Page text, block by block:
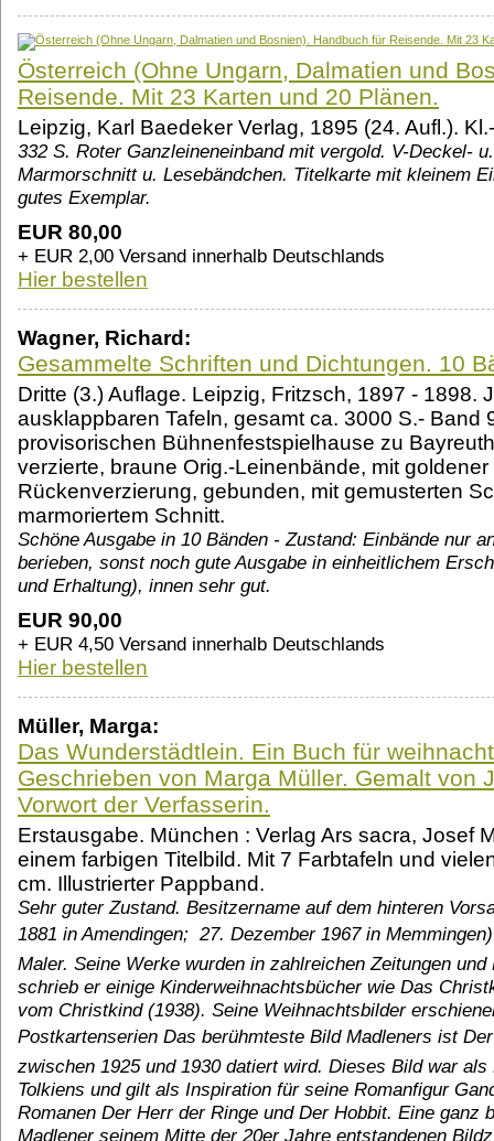
Österreich (Ohne Ungarn, Dalmatien und
Reisende. Mit 23 Karten und 20 Plänen.
Leipzig, Karl Baedeker Verlag, 1895 (24. Aufl.).
332 S. Roter Ganzleineneinband mit vergold. V-Deckel-
Marmorschnitt u. Lesebändchen. Titelkarte mit kleinem
gutes Exemplar.
EUR 80,00
+ EUR 2,00 Versand innerhalb Deutschlands
Hier bestellen
Wagner, Richard:
Gesammelte Schriften und Dichtungen. 10
Dritte (3.) Auflage. Leipzig, Fritzsch, 1897 - 1898.
ausklappbaren Tafeln, gesamt ca. 3000 S.- Band
provisorischen Bühnenfestspielhause zu
verzierte, braune Orig.-Leinenbände, mit
Rückenverzierung, gebunden, mit gemusterten
marmoriertem Schnitt.
Schöne Ausgabe in 10 Bänden - Zustand: Einbände nur
berieben, sonst noch gute Ausgabe in einheitlichem
und Erhaltung), innen sehr gut.
EUR 90,00
+ EUR 4,50 Versand innerhalb Deutschlands
Hier bestellen
Müller, Marga:
Das Wunderstädtlein. Ein Buch für
Geschrieben von Marga Müller. Gemalt von
Vorwort der Verfasserin.
Erstausgabe. München : Verlag Ars sacra, Josef
einem farbigen Titelbild. Mit 7 Farbtafeln und
cm. Illustrierter Pappband.
Sehr guter Zustand. Besitzername auf dem hinteren
1881 in Amendingen;  27. Dezember 1967 in
Maler. Seine Werke wurden in zahlreichen Zeitungen
schrieb er einige Kinderweihnachtsbücher wie Das
vom Christkind (1938). Seine Weihnachtsbilder
Postkartenserien Das berühmteste Bild Madleners ist
zwischen 1925 und 1930 datiert wird. Dieses Bild war
Tolkiens und gilt als Inspiration für seine Romanfigur
Romanen Der Herr der Ringe und Der Hobbit. Eine ganz
Madlener seinem Mitte der 20er Jahre entstandenen